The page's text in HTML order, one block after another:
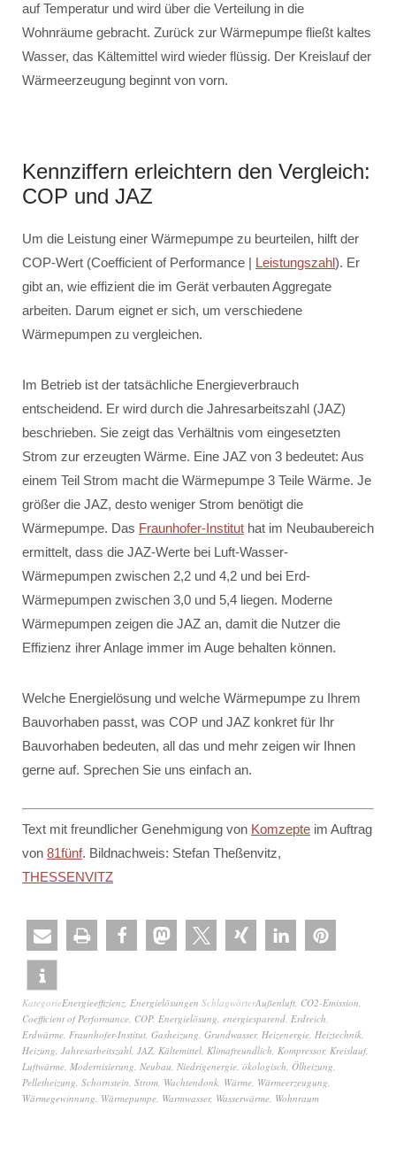
auf Temperatur und wird über die Verteilung in die
Wohnräume gebracht. Zurück zur Wärmepumpe fließt kaltes
Wasser, das Kältemittel wird wieder flüssig. Der Kreislauf der
Wärmeerzeugung beginnt von vorn.
Kennziffern erleichtern den Vergleich:
COP und JAZ
Um die Leistung einer Wärmepumpe zu beurteilen, hilft der
COP-Wert (Coefficient of Performance | Leistungszahl). Er
gibt an, wie effizient die im Gerät verbauten Aggregate
arbeiten. Darum eignet er sich, um verschiedene
Wärmepumpen zu vergleichen.
Im Betrieb ist der tatsächliche Energieverbrauch
entscheidend. Er wird durch die Jahresarbeitszahl (JAZ)
beschrieben. Sie zeigt das Verhältnis vom eingesetzten
Strom zur erzeugten Wärme. Eine JAZ von 3 bedeutet: Aus
einem Teil Strom macht die Wärmepumpe 3 Teile Wärme. Je
größer die JAZ, desto weniger Strom benötigt die
Wärmepumpe. Das Fraunhofer-Institut hat im Neubaubereich
ermittelt, dass die JAZ-Werte bei Luft-Wasser-
Wärmepumpen zwischen 2,2 und 4,2 und bei Erd-
Wärmepumpen zwischen 3,0 und 5,4 liegen. Moderne
Wärmepumpen zeigen die JAZ an, damit die Nutzer die
Effizienz ihrer Anlage immer im Auge behalten können.
Welche Energielösung und welche Wärmepumpe zu Ihrem
Bauvorhaben passt, was COP und JAZ konkret für Ihr
Bauvorhaben bedeuten, all das und mehr zeigen wir Ihnen
gerne auf. Sprechen Sie uns einfach an.
Text mit freundlicher Genehmigung von Komzepte im Auftrag
von 81fünf. Bildnachweis: Stefan Theßenvitz,
THESSENVITZ
KategorieEnergieeffizienz, Energielösungen SchlagwörterAußenluft, CO2-Emission,
Coefficient of Performance, COP, Energielösung, energiesparend, Erdreich,
Erdwärme, Fraunhofer-Institut, Gasheizung, Grundwasser, Heizenergie, Heiztechnik,
Heizung, Jahresarbeitszahl, JAZ, Kältemittel, Klimafreundlich, Kompressor, Kreislauf,
Luftwärme, Modernisierung, Neubau, Niedrigenergie, ökologisch, Ölheizung,
Pelletheizung, Schornstein, Strom, Wachtendonk, Wärme, Wärmeerzeugung,
Wärmegewinnung, Wärmepumpe, Warmwasser, Wasserwärme, Wohnraum